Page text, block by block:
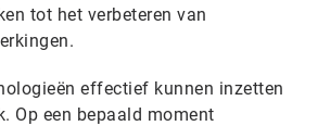
tot het verbeteren van
effectief kunnen inzetten
Op een bepaald moment